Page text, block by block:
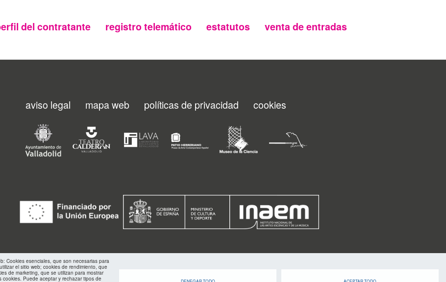
del contratante registro telemático estatutos venta de entradas
Cookies esenciales, que son necesarias para
el sitio web; cookies de rendimiento, que
de marketing, que se utilizan para mostrar
Puede aceptar y rechazar tipos de
Menu
footer
aviso legal mapa web políticas de privacidad cookies